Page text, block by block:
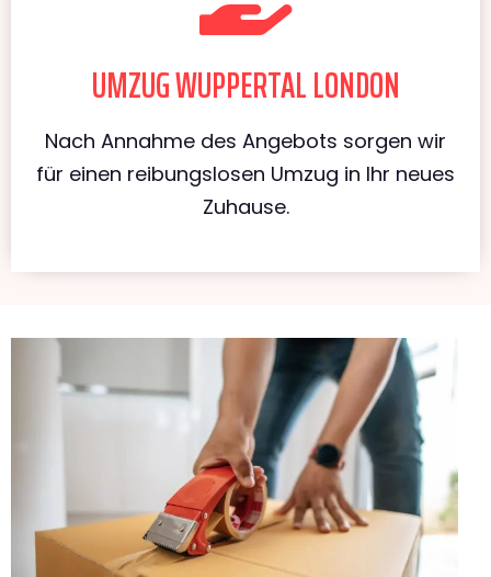
UMZUG WUPPERTAL LONDON
Nach Annahme des Angebots sorgen wir
für einen reibungslosen Umzug in Ihr neues
Zuhause.